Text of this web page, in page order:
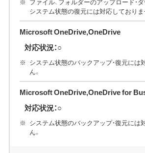
システム状態の復元には対応しておりま
Microsoft OneDrive,OneDrive
対応状況：○
システム状態のバックアップ・復元には
ん。
Microsoft OneDrive,OneDrive for
対応状況：○
システム状態のバックアップ・復元には
ん。